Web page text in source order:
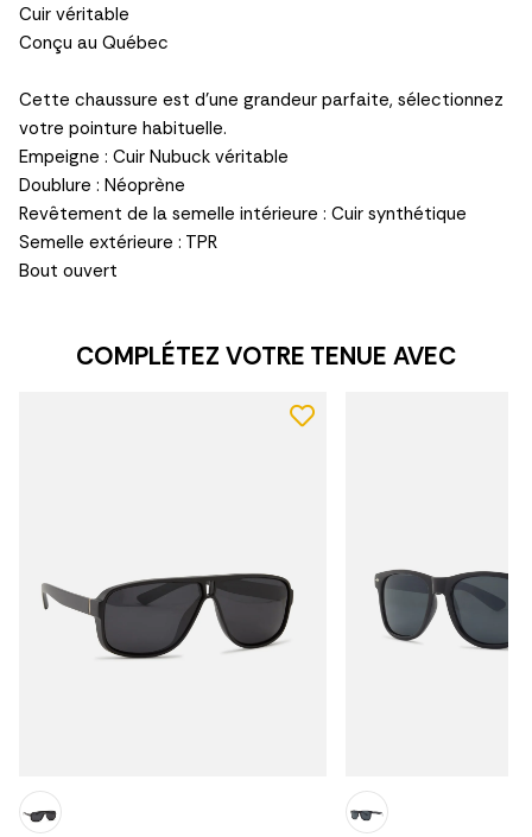
Cuir véritable
Conçu au Québec
Cette chaussure est d'une grandeur parfaite, sélectionnez
votre pointure habituelle.
Empeigne : Cuir Nubuck véritable
Doublure : Néoprène
Revêtement de la semelle intérieure : Cuir synthétique
Semelle extérieure : TPR
Bout ouvert
COMPLÉTEZ VOTRE TENUE AVEC